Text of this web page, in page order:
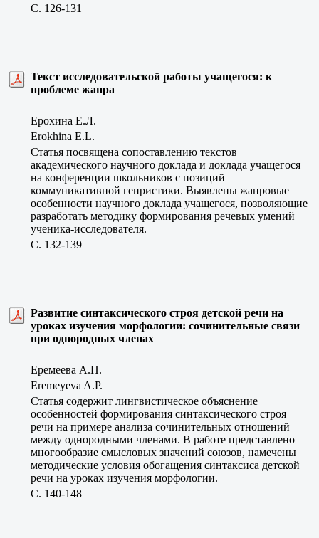
C. 126-131
Текст исследовательской работы учащегося: к
проблеме жанра
Ерохина Е.Л.
Erokhina E.L.
Статья посвящена сопоставлению текстов
академического научного доклада и доклада учащегося
на конференции школьников с позиций
коммуникативной генристики. Выявлены жанровые
особенности научного доклада учащегося, позволяющие
разработать методику формирования речевых умений
ученика-исследователя.
C. 132-139
Развитие синтаксического строя детской речи на
уроках изучения морфологии: сочинительные связи
при однородных членах
Еремеева А.П.
Eremeyeva A.P.
Статья содержит лингвистическое объяснение
особенностей формирования синтаксического строя
речи на примере анализа сочинительных отношений
между однородными членами. В работе представлено
многообразие смысловых значений союзов, намечены
методические условия обогащения синтаксиса детской
речи на уроках изучения морфологии.
C. 140-148